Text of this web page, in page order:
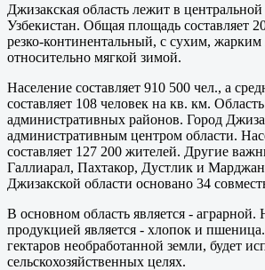
Джизакская область лежит в
Узбекистан. Общая площадь составляет
резко-континентальный, с сухим, жарким
относительно мягкой зимой.
Население составляет 910 500 чел., а
составляет 108 человек на кв. км. Область
административных районов. Город
административным центром области.
составляет 127 200 жителей. Другие
Галлиарал, Пахтакор, Дустлик и
Джизакской области основано 34
В основном область является -
продукцией является - хлопок и
гектаров необработанной земли, будет
сельскохозяйственных целях.